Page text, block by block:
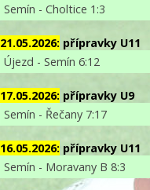
Semín - Choltice 1:3
21.05.2026: přípravky U11
Újezd - Semín 6:12
17.05.2026: přípravky U9
Semín - Řečany 7:17
16.05.2026: přípravky U11
Semín - Moravany B 8:3